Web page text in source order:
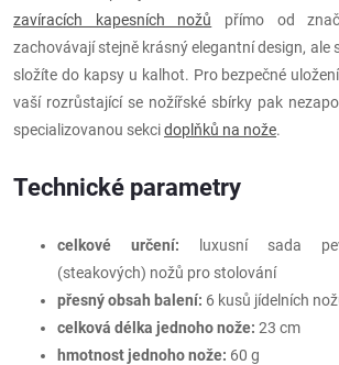
zavíracích kapesních nožů přímo od
zachovávají stejně krásný elegantní design, ale
složíte do kapsy u kalhot. Pro bezpečné
vaší rozrůstající se nožířské sbírky pak
specializovanou sekcidoplňků na nože.
Technické parametry
celkové určení: luxusní sada
(steakových) nožů pro stolování
přesný obsah balení: 6 kusů jídelních
celková délka jednoho nože: 23 cm
hmotnost jednoho nože: 60 g